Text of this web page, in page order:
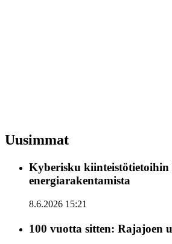
Uusimmat
Kyberisku kiinteistötietoihin
energiarakentamista
8.6.2026 15:21
100 vuotta sitten: Rajajoen